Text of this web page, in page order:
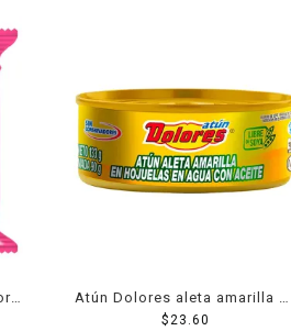
Atún Dolores aleta amarilla en
aceite 133 g
$23.60